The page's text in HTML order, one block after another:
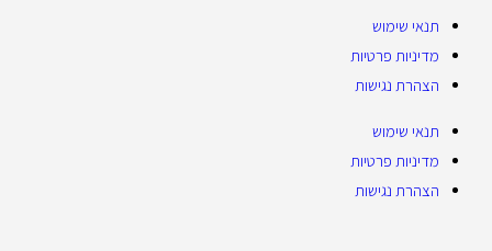
תנאי שימוש
מדיניות פרטיות
הצהרת נגישות
תנאי שימוש
מדיניות פרטיות
הצהרת נגישות